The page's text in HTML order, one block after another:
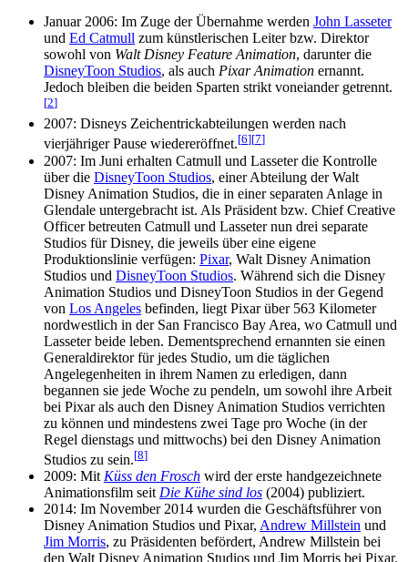
Januar 2006: Im Zuge der Übernahme werden John Lasseter
und Ed Catmull zum künstlerischen Leiter bzw. Direktor
sowohl von Walt Disney Feature Animation, darunter die
DisneyToon Studios, als auch Pixar Animation ernannt.
Jedoch bleiben die beiden Sparten strikt voneiander getrennt.
[2]
2007: Disneys Zeichentrickabteilungen werden nach
vierjähriger Pause wiedereröffnet.[6][7]
2007: Im Juni erhalten Catmull und Lasseter die Kontrolle
über die DisneyToon Studios, einer Abteilung der Walt
Disney Animation Studios, die in einer separaten Anlage in
Glendale untergebracht ist. Als Präsident bzw. Chief Creative
Officer betreuten Catmull und Lasseter nun drei separate
Studios für Disney, die jeweils über eine eigene
Produktionslinie verfügen: Pixar, Walt Disney Animation
Studios und DisneyToon Studios. Während sich die Disney
Animation Studios und DisneyToon Studios in der Gegend
von Los Angeles befinden, liegt Pixar über 563 Kilometer
nordwestlich in der San Francisco Bay Area, wo Catmull und
Lasseter beide leben. Dementsprechend ernannten sie einen
Generaldirektor für jedes Studio, um die täglichen
Angelegenheiten in ihrem Namen zu erledigen, dann
begannen sie jede Woche zu pendeln, um sowohl ihre Arbeit
bei Pixar als auch den Disney Animation Studios verrichten
zu können und mindestens zwei Tage pro Woche (in der
Regel dienstags und mittwochs) bei den Disney Animation
Studios zu sein.[8]
2009: Mit Küss den Frosch wird der erste handgezeichnete
Animationsfilm seit Die Kühe sind los (2004) publiziert.
2014: Im November 2014 wurden die Geschäftsführer von
Disney Animation Studios und Pixar, Andrew Millstein und
Jim Morris, zu Präsidenten befördert, Andrew Millstein bei
den Walt Disney Animation Studios und Jim Morris bei Pixar.